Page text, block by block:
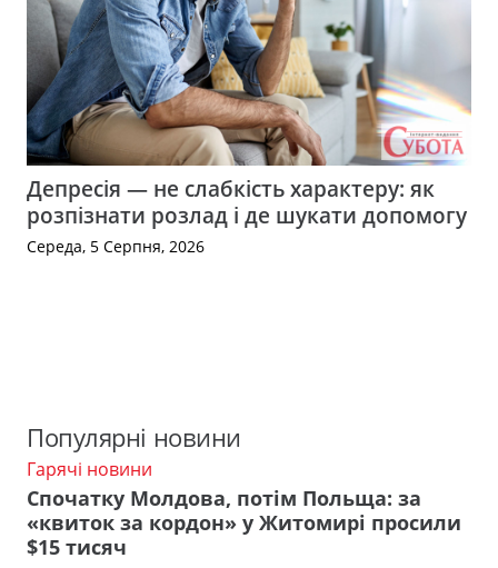
Депресія — не слабкість характеру: як
розпізнати розлад і де шукати допомогу
Середа, 5 Серпня, 2026
Популярні новини
Гарячі новини
Спочатку Молдова, потім Польща: за
«квиток за кордон» у Житомирі просили
$15 тисяч